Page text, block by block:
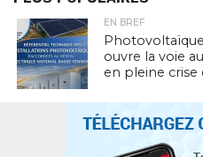
EN BREF
Photovoltaïque
ouvre la voie
en pleine crise